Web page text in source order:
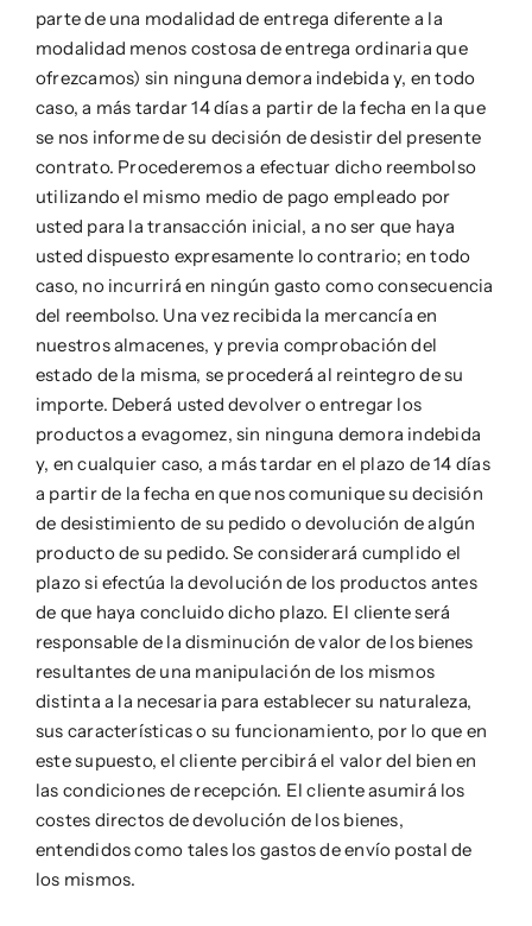
parte de una modalidad de entrega diferente a la
modalidad menos costosa de entrega ordinaria que
ofrezcamos) sin ninguna demora indebida y, en todo
caso, a más tardar 14 días a partir de la fecha en la que
se nos informe de su decisión de desistir del presente
contrato. Procederemos a efectuar dicho reembolso
utilizando el mismo medio de pago empleado por
usted para la transacción inicial, a no ser que haya
usted dispuesto expresamente lo contrario; en todo
caso, no incurrirá en ningún gasto como consecuencia
del reembolso. Una vez recibida la mercancía en
nuestros almacenes, y previa comprobación del
estado de la misma, se procederá al reintegro de su
importe. Deberá usted devolver o entregar los
productos a evagomez, sin ninguna demora indebida
y, en cualquier caso, a más tardar en el plazo de 14 días
a partir de la fecha en que nos comunique su decisión
de desistimiento de su pedido o devolución de algún
producto de su pedido. Se considerará cumplido el
plazo si efectúa la devolución de los productos antes
de que haya concluido dicho plazo. El cliente será
responsable de la disminución de valor de los bienes
resultantes de una manipulación de los mismos
distinta a la necesaria para establecer su naturaleza,
sus características o su funcionamiento, por lo que en
este supuesto, el cliente percibirá el valor del bien en
las condiciones de recepción. El cliente asumirá los
costes directos de devolución de los bienes,
entendidos como tales los gastos de envío postal de
los mismos.